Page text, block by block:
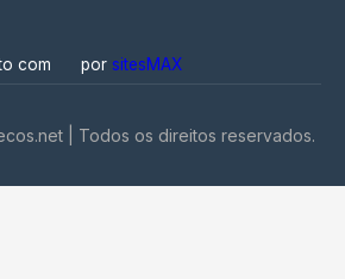
com por sitesMAX
| Todos os direitos reservados.